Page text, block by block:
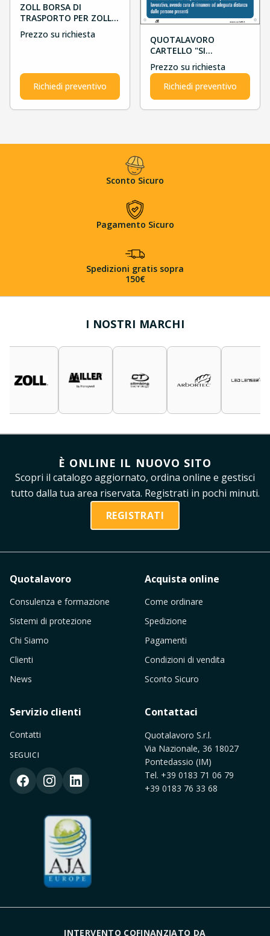
ZOLL BORSA DI
TRASPORTO PER ZOLL
Prezzo su richiesta
Richiedi preventivo
QUOTALAVORO
CARTELLO "SI
RICORDA..."
Prezzo su richiesta
Richiedi preventivo
Sconto Sicuro
Pagamento Sicuro
Spedizioni gratis sopra
150€
I NOSTRI MARCHI
È ONLINE IL NUOVO SITO
Scopri il catalogo aggiornato, ordina online e gestisci
tutto dalla tua area riservata. Registrati in pochi minuti.
REGISTRATI
Quotalavoro
Consulenza e formazione
Sistemi di protezione
Chi Siamo
Clienti
News
Acquista online
Come ordinare
Spedizione
Pagamenti
Condizioni di vendita
Sconto Sicuro
Servizio clienti
Contatti
SEGUICI
Contattaci
Quotalavoro S.r.l.
Via Nazionale, 36 18027
Pontedassio (IM)
Tel. +39 0183 71 06 79
+39 0183 76 33 68
INTERVENTO COFINANZIATO DA